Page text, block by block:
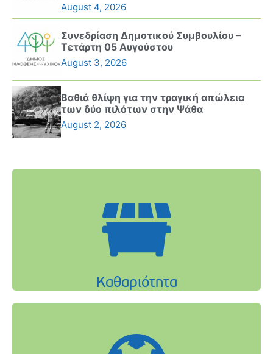
August 4, 2026
Συνεδρίαση Δημοτικού Συμβουλίου –
Τετάρτη 05 Αυγούστου
August 3, 2026
Βαθιά θλίψη για την τραγική απώλεια
των δύο πιλότων στην Ψάθα
August 2, 2026